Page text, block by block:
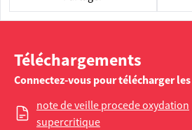
Téléchargements
Connectez-vous pour télécharger
note de veille procede oxydation
supercritique